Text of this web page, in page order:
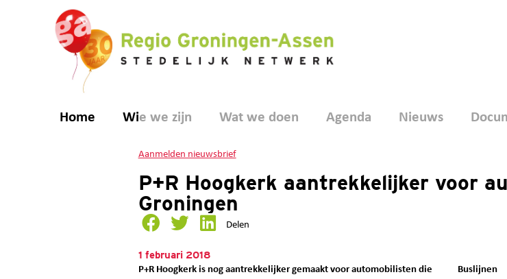
Home Wie we zijn Wat we doen Agenda Nieuws
Aanmelden nieuwsbrief
P+R Hoogkerk aantrekkelijker voor
Groningen
Delen
1 februari 2018
P+R Hoogkerk is nog aantrekkelijker gemaakt voor automobilisten die
Buslijnen